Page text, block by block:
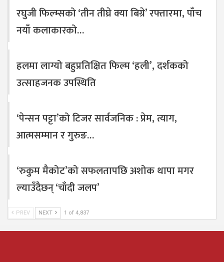
रघुजी फिल्म्सको ‘तीन तीघ्रे क्या बिग्रे’ रफ्तारमा, पाँच
नयाँ कलाकारको…
हलमा लाग्यो बहुप्रतिक्षित फिल्म ‘हली’, दर्शकको
उत्साहजनक उपस्थिति
‘पेन्सन पट्टा’को टिजर सार्वजनिक : प्रेम, त्याग,
आत्मसम्मान र गुरुङ…
‘रुकुम मैकोट’को सफलतापछि अशोक थापा मगर
ल्याउँदैछन् ‘चाँदी जलप’
PREV NEXT 1 of 4,837